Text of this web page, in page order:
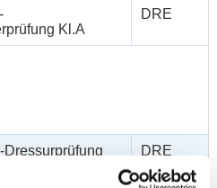
Kl.A
DRE
Dressurprüfung
DRE